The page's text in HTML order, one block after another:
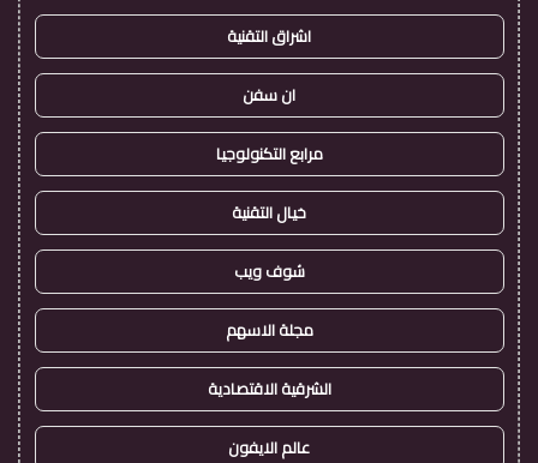
اشراق التقنية
ان سفن
مرابع التكنولوجيا
خيال التقنية
شوف ويب
مجلة الاسهم
الشرقية الاقتصادية
عالم الايفون